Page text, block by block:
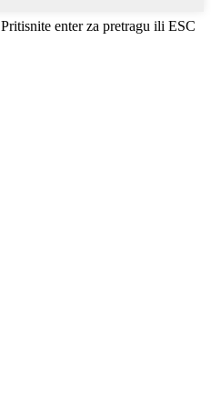
Pritisnite enter za pretragu ili ESC